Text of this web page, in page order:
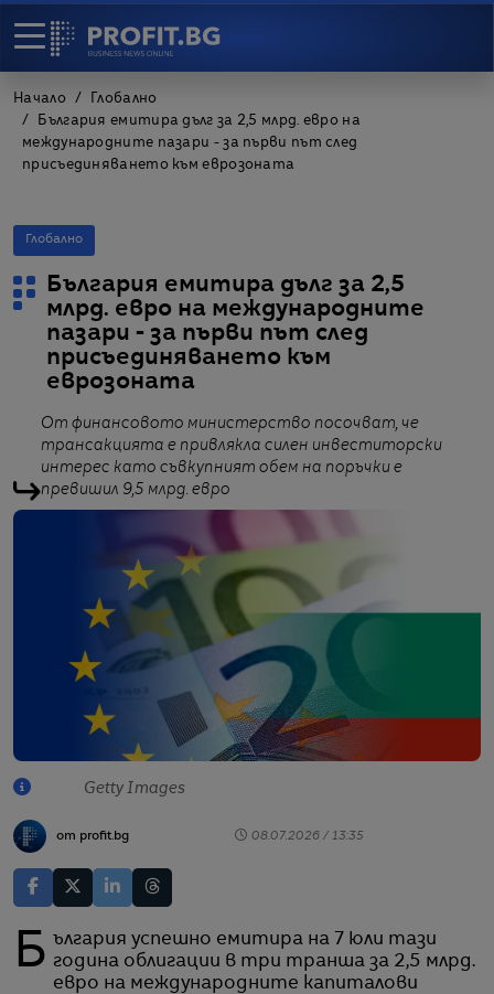
Начало
Глобално
България емитира дълг за 2,5 млрд. евро на
международните пазари - за първи път след
присъединяването към еврозоната
Глобално
България емитира дълг за 2,5
млрд. евро на международните
пазари - за първи път след
присъединяването към
еврозоната
От финансовото министерство посочват, че
трансакцията е привлякла силен инвеститорски
интерес като съвкупният обем на поръчки е
превишил 9,5 млрд. евро
Getty Images
от profit.bg 08.07.2026 / 13:35
България успешно емитира на 7 юли тази година облигации в три транша за 2,5 млрд.
евро на международните капиталови